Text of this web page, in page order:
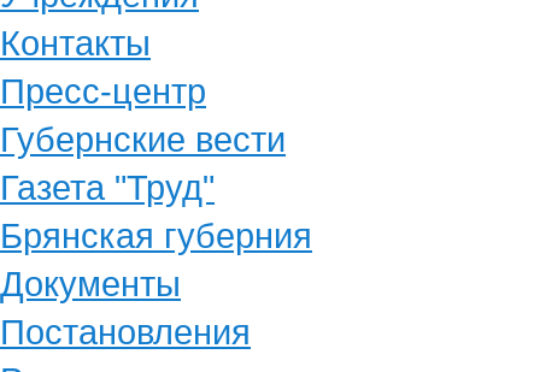
Контакты
Пресс-центр
Губернские вести
Газета "Труд"
Брянская губерния
Документы
Постановления